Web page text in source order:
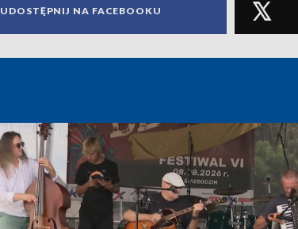
UDOSTĘPNIJ NA FACEBOOKU